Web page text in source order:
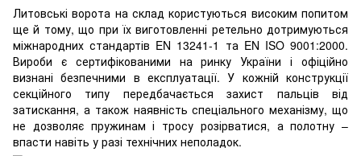
Литовські ворота на склад користуються високим попитом
ще й тому, що при їх виготовленні ретельно дотримуються
міжнародних стандартів EN 13241-1 та EN ISO 9001:2000.
Вироби є сертифікованими на ринку України і офіційно
визнані безпечними в експлуатації. У кожній конструкції
секційного типу передбачається захист пальців від
затискання, а також наявність спеціального механізму, що
не дозволяє пружинам і тросу розірватися, а полотну –
впасти навіть у разі технічних неполадок.